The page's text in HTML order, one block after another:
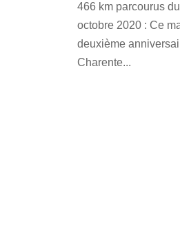
466 km parcourus
octobre 2020 : Ce
deuxième
Charente...